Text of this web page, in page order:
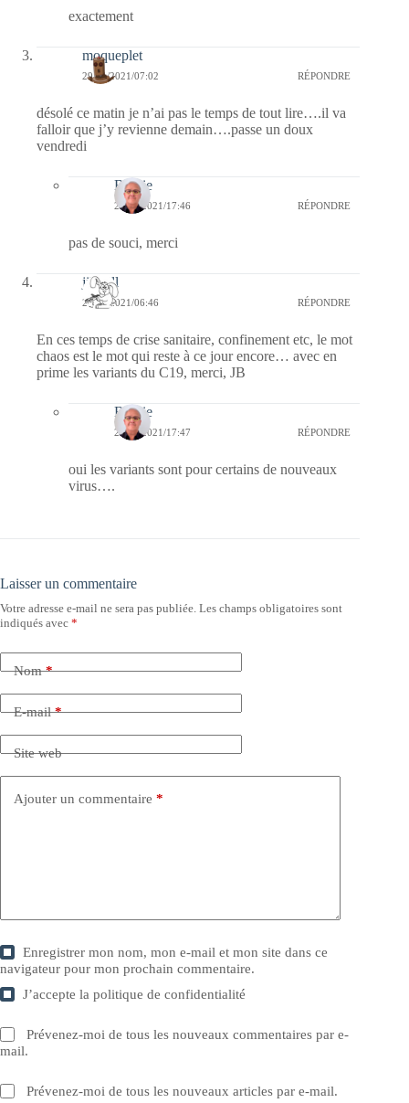
exactement
moqueplet
29/01/2021/07:02 RÉPONDRE
désolé ce matin je n’ai pas le temps de tout lire….il va
falloir que j’y revienne demain….passe un doux
vendredi
Bernie
29/01/2021/17:46 RÉPONDRE
pas de souci, merci
jill bill
29/01/2021/06:46 RÉPONDRE
En ces temps de crise sanitaire, confinement etc, le mot
chaos est le mot qui reste à ce jour encore… avec en
prime les variants du C19, merci, JB
Bernie
29/01/2021/17:47 RÉPONDRE
oui les variants sont pour certains de nouveaux
virus….
Laisser un commentaire
Votre adresse e-mail ne sera pas publiée. Les champs obligatoires sont
indiqués avec *
Nom*
E-mail*
Site web
Ajouter un commentaire *
Enregistrer mon nom, mon e-mail et mon site dans ce
navigateur pour mon prochain commentaire.
J’accepte lapolitique de confidentialité
Prévenez-moi de tous les nouveaux commentaires par e-
mail.
Prévenez-moi de tous les nouveaux articles par e-mail.